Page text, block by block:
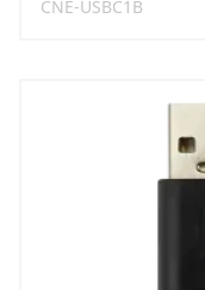
CNE-USBC1B